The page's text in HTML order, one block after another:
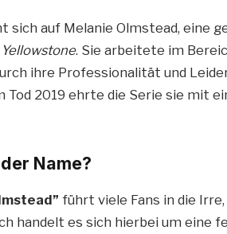
sich auf Melanie Olmstead, eine
Yellowstone. Sie arbeitete im
ihre Professionalität und
Tod 2019 ehrte die Serie sie mit
Name?
führt viele Fans in die
handelt es sich hierbei um eine